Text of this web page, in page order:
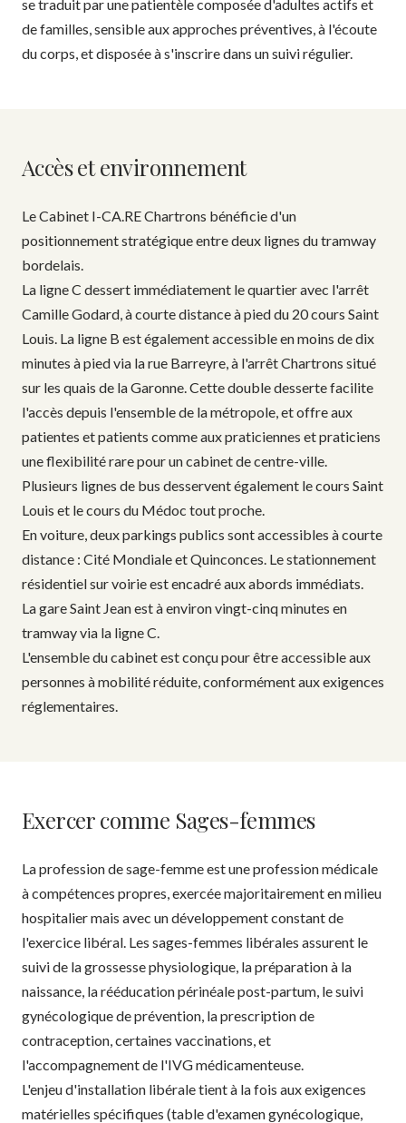
se traduit par une patientèle composée d'adultes actifs et
de familles, sensible aux approches préventives, à l'écoute
du corps, et disposée à s'inscrire dans un suivi régulier.
Accès et environnement
Le Cabinet I-CA.RE Chartrons bénéficie d'un
positionnement stratégique entre deux lignes du tramway
bordelais.
La ligne C dessert immédiatement le quartier avec l'arrêt
Camille Godard, à courte distance à pied du 20 cours Saint
Louis. La ligne B est également accessible en moins de dix
minutes à pied via la rue Barreyre, à l'arrêt Chartrons situé
sur les quais de la Garonne. Cette double desserte facilite
l'accès depuis l'ensemble de la métropole, et offre aux
patientes et patients comme aux praticiennes et praticiens
une flexibilité rare pour un cabinet de centre-ville.
Plusieurs lignes de bus desservent également le cours Saint
Louis et le cours du Médoc tout proche.
En voiture, deux parkings publics sont accessibles à courte
distance : Cité Mondiale et Quinconces. Le stationnement
résidentiel sur voirie est encadré aux abords immédiats.
La gare Saint Jean est à environ vingt-cinq minutes en
tramway via la ligne C.
L'ensemble du cabinet est conçu pour être accessible aux
personnes à mobilité réduite, conformément aux exigences
réglementaires.
Exercer comme Sages-femmes
La profession de sage-femme est une profession médicale
à compétences propres, exercée majoritairement en milieu
hospitalier mais avec un développement constant de
l'exercice libéral. Les sages-femmes libérales assurent le
suivi de la grossesse physiologique, la préparation à la
naissance, la rééducation périnéale post-partum, le suivi
gynécologique de prévention, la prescription de
contraception, certaines vaccinations, et
l'accompagnement de l'IVG médicamenteuse.
L'enjeu d'installation libérale tient à la fois aux exigences
matérielles spécifiques (table d'examen gynécologique,